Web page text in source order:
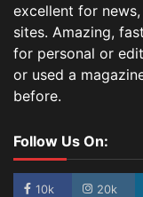
excellent for
sites. Amazing,
for personal or
or used a
before.
Follow Us On:
10k 20k